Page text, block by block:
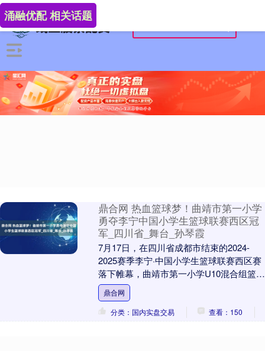
涌融优配 相关话题
鼎合网 热血篮球梦！曲靖市第一小学
勇夺李宁中国小学生篮球联赛西区冠
军_四川省_舞台_孙琴霞
7月17日，在四川省成都市结束的2024-
2025赛季李宁·中国小学生篮球联赛西区赛
落下帷幕，曲靖市第一小学U10混合组篮球
队以出色的表现，一路披荆斩棘，成功
捧....
鼎合网
分类：国内实盘交易
查看：150